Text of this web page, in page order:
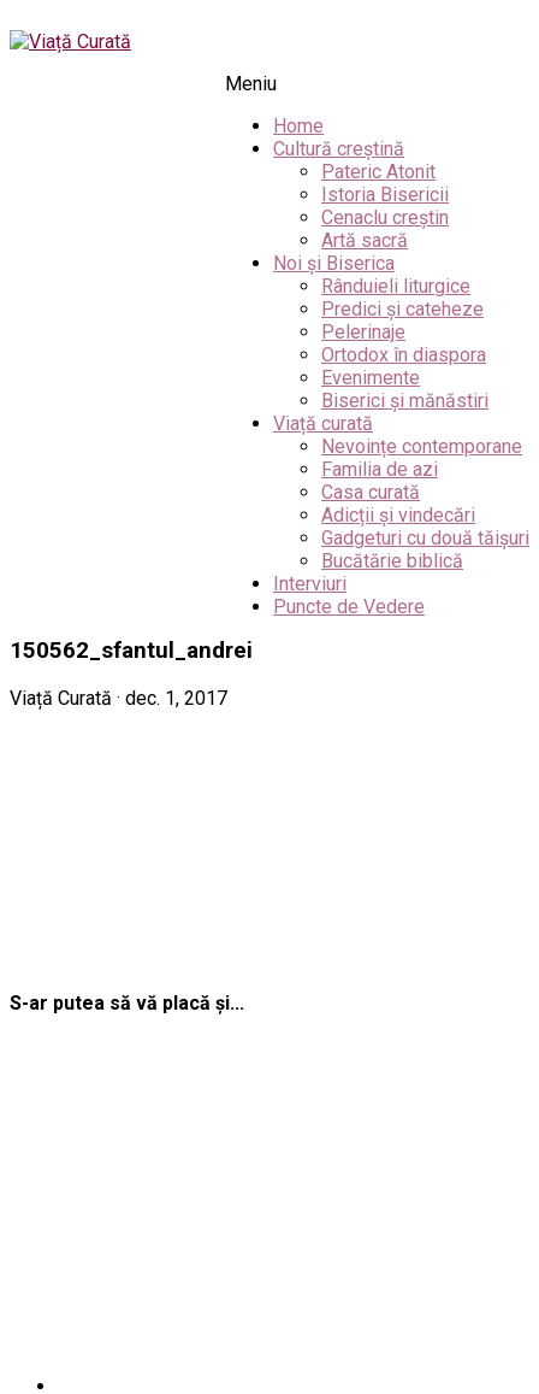
Meniu
Home
Cultură creștină
Pateric Atonit
Istoria Bisericii
Cenaclu creștin
Artă sacră
Noi și Biserica
Rânduieli liturgice
Predici și cateheze
Pelerinaje
Ortodox în diaspora
Evenimente
Biserici și mănăstiri
Viață curată
Nevoințe contemporane
Familia de azi
Casa curată
Adicții și vindecări
Gadgeturi cu două tăișuri
Bucătărie biblică
Interviuri
Puncte de Vedere
150562_sfantul_andrei
Viață Curată · dec. 1, 2017
S-ar putea să vă placă și...